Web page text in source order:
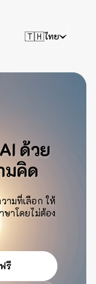
🇹🇭ไทย
ด้วย
มคิด
ามที่เลือก ให้
ษาโดยไม่ต้อง
รี